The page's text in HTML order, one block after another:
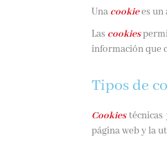
Una cookiees un
Las cookies
información que
Tipos de
Cookiestécnicas
página web y la